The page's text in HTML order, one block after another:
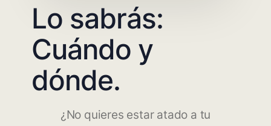
Lo sabrás:
Cuándo y
dónde.
¿No quieres estar atado a tu